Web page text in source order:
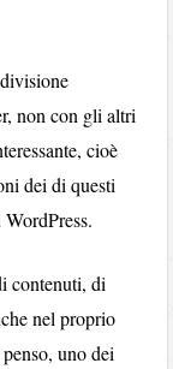
non con gli altri
cioè
dei di questi
contenuti, di
nel proprio
uno dei